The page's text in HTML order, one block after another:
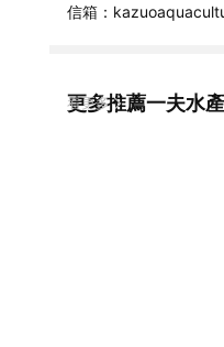
信箱：
更多推薦一夫水產
看更多